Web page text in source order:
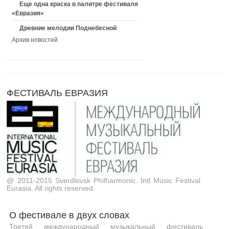
Еще одна краска в палитре фестиваля
«Евразия»
Древние мелодии Поднебесной
Архив новостей
ФЕСТИВАЛЬ ЕВРАЗИЯ
@ 2011-2015 Sverdlovsk Philharmonic. Intl Music Festival
Eurasia. All rights reserved.
О фестивале в двух словах
Третий международный музыкальный фестиваль